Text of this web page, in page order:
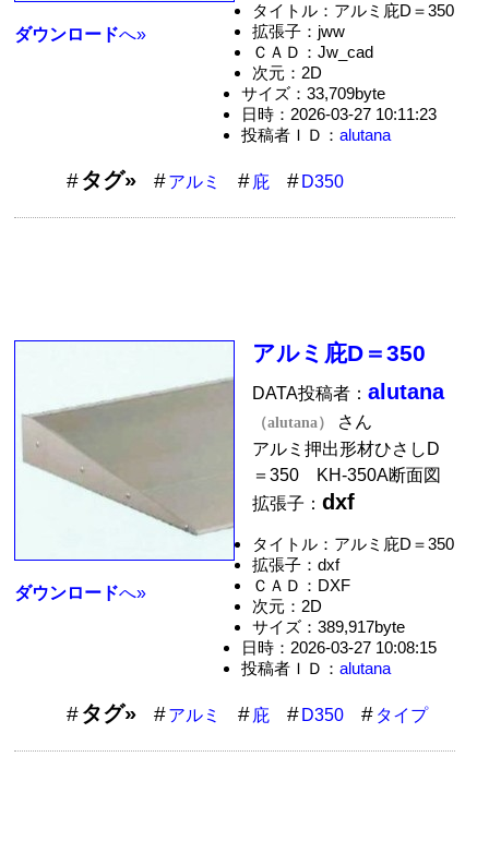
ダウンロードへ»
タイトル：アルミ庇D＝350
拡張子：jww
ＣＡＤ：Jw_cad
次元：2D
サイズ：33,709byte
日時：2026-03-27 10:11:23
投稿者ＩＤ： alutana
タグ» アルミ 庇 D350
ダウンロードへ»
アルミ庇D＝350
DATA投稿者：alutana
（alutana）
さん
アルミ押出形材ひさしD
＝350 KH-350A断面図
拡張子：dxf
タイトル：アルミ庇D＝350
拡張子：dxf
ＣＡＤ：DXF
次元：2D
サイズ：389,917byte
日時：2026-03-27 10:08:15
投稿者ＩＤ： alutana
タグ» アルミ 庇 D350 タイプ